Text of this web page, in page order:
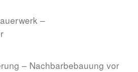
–
– Nachbarbebauung vor